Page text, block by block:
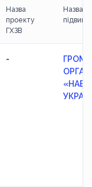
Назва
проекту
ГХЗВ
Назва
-